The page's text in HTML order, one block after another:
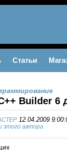
Статьи
Builder 6
12.04.2009
этого автора